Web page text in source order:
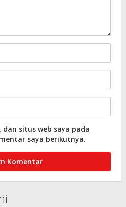
dan situs web saya pada
saya berikutnya.